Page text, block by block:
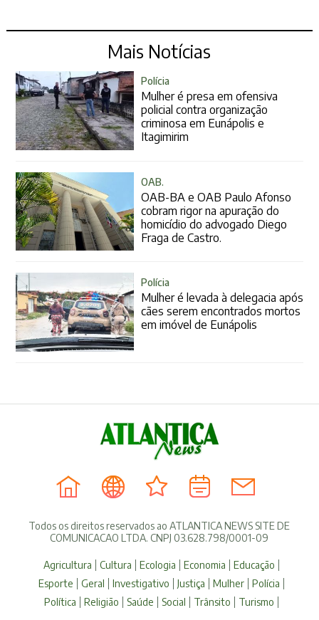
Mais Notícias
Polícia
Mulher é presa em ofensiva
policial contra organização
criminosa em Eunápolis e
Itagimirim
OAB.
OAB-BA e OAB Paulo Afonso
cobram rigor na apuração do
homicídio do advogado Diego
Fraga de Castro.
Polícia
Mulher é levada à delegacia após
cães serem encontrados mortos
em imóvel de Eunápolis
Todos os direitos reservados ao ATLANTICA NEWS SITE DE
COMUNICACAO LTDA. CNPJ 03.628.798/0001-09
Agricultura Cultura Ecologia Economia
Educação
Esporte
Geral Investigativo Justiça Mulher
Polícia
Política
Religião Saúde Social Trânsito Turismo